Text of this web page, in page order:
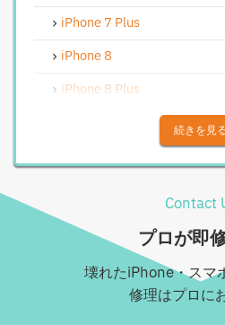
Androidフロントパネル交換
Androidバッテリー交換
Android水没洗浄作業
Androidその他部品修理
Androidロゴループ、システ
Android基板破損修理（軽度）
iPhone 7 Plus
iPhone 8
iPhone 8 Plus
iPhone XR
iPhone 11 Pro
続きを見
Contact
プロが即
壊れたiPhone・スマ
修理はプロに